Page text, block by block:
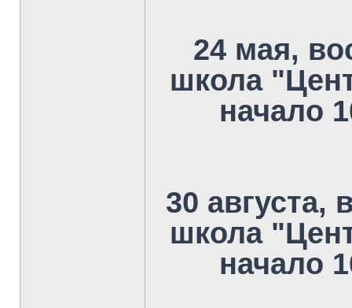
24 мая,
школа
начало
30 августа,
школа
начало